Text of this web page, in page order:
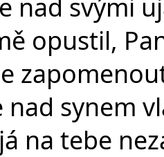
nad svými
opustil,
nad synem
na tebe